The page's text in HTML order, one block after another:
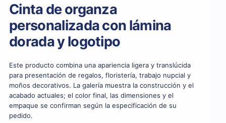
Cinta de organza
personalizada con lámina
dorada y logotipo
Este producto combina una apariencia ligera y translúcida
para presentación de regalos, floristería, trabajo nupcial y
moños decorativos. La galería muestra la construcción y el
acabado actuales; el color final, las dimensiones y el
empaque se confirman según la especificación de su
pedido.